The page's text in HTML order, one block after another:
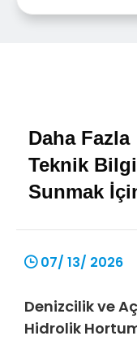
Daha Fazla
Teknik Bilgi
Sunmak
07/ 13/ 2026
Denizcilik ve
Hidrolik